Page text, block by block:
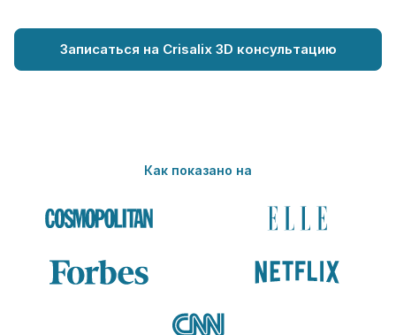
Записаться на Crisalix 3D консультацию
Как показано на